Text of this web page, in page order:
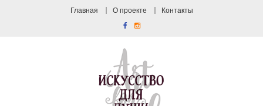
Главная О проекте Контакты